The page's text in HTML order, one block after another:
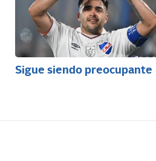
Sigue siendo preocupante